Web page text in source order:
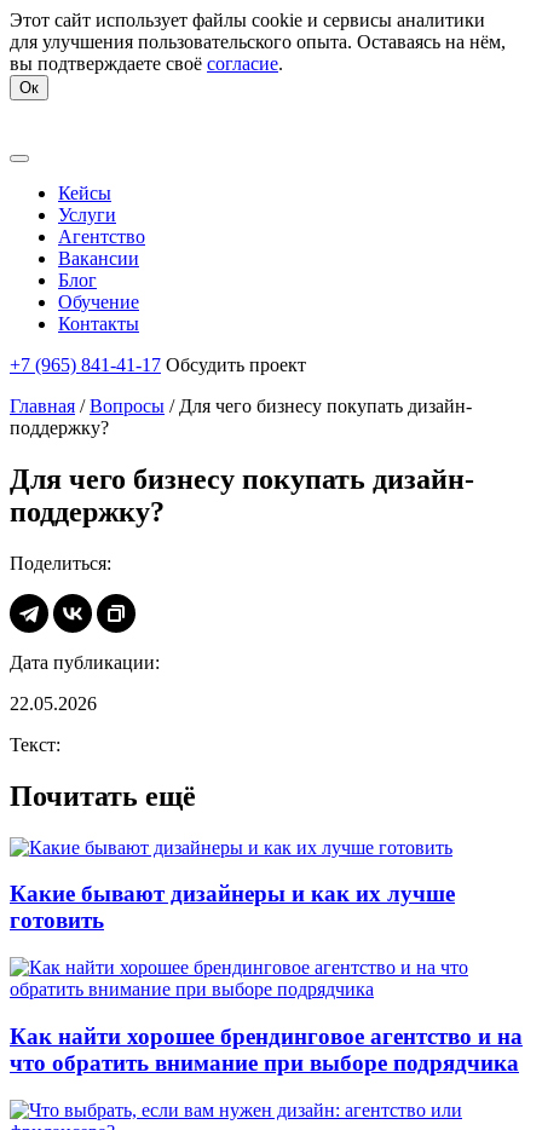
Этот сайт использует файлы cookie и сервисы аналитики
для улучшения пользовательского опыта. Оставаясь на нём,
вы подтверждаете своё согласие.
Ок
Кейсы
Услуги
Агентство
Вакансии
Блог
Обучение
Контакты
+7 (965) 841-41-17 Обсудить проект
Главная /Вопросы / Для чего бизнесу покупать дизайн-
поддержку?
Для чего бизнесу покупать дизайн-
поддержку?
Поделиться:
Дата публикации:
22.05.2026
Текст:
Почитать ещё
Какие бывают дизайнеры и как их лучше
готовить
Как найти хорошее брендинговое агентство и на
что обратить внимание при выборе подрядчика